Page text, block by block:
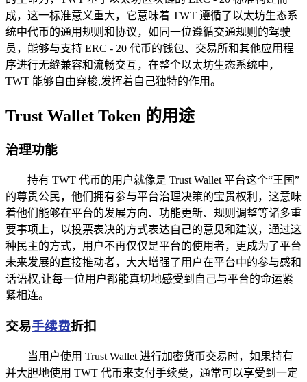
成，这一标准意义重大，它意味着 TWT 遵循了以太坊生态系
统中代币的通用规则和协议，如同一位遵循交通规则的驾驶
员，能够与支持 ERC - 20 代币的钱包、交易所和其他应用程
序进行无缝兼容和流畅交互，在整个以太坊生态系统中，
TWT 能够自由穿梭,发挥着自己独特的作用。
Trust Wallet Token 的用途
治理功能
持有 TWT 代币的用户就像是 Trust Wallet 平台这个“王国”
的尊贵公民，他们拥有参与平台治理决策的宝贵权利，这意味
着他们能够在平台的发展方向、功能更新、规则调整等诸多重
要事项上，以投票表决的方式表达自己的意见和建议，通过这
种民主的方式，用户不再仅仅是平台的使用者，更成为了平台
未来发展的直接推动者，大大增强了用户在平台中的参与感和
话语权,让每一位用户都能真切地感受到自己与平台的命运紧
紧相连。
交易手续费折扣
当用户使用 Trust Wallet 进行加密货币交易时，如果持有
并大胆地使用 TWT 代币来支付手续费，通常可以享受到一定